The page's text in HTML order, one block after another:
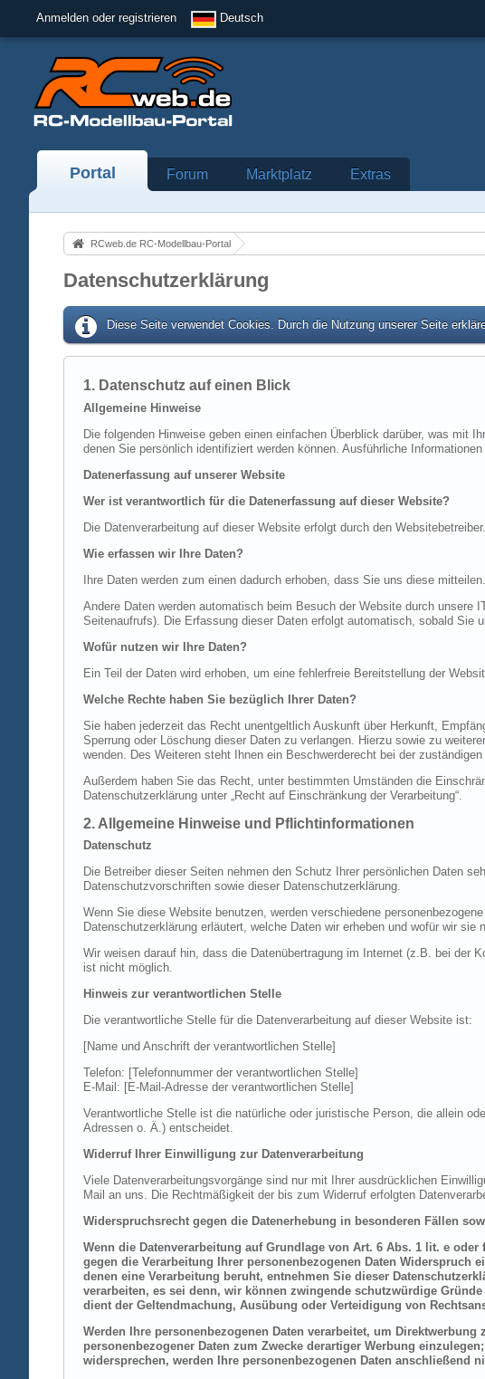
Anmelden oder registrieren Deutsch
Portal Forum Marktplatz Extras
RCweb.de RC-Modellbau-Portal
Datenschutzerklärung
Diese Seite verwendet Cookies. Durch die Nutzung unserer Seite
1. Datenschutz auf einen Blick
Allgemeine Hinweise
Die folgenden Hinweise geben einen einfachen Überblick darüber, was mit
denen Sie persönlich identifiziert werden können. Ausführliche
Datenerfassung auf unserer Website
Wer ist verantwortlich für die Datenerfassung auf dieser Website?
Die Datenverarbeitung auf dieser Website erfolgt durch den
Wie erfassen wir Ihre Daten?
Ihre Daten werden zum einen dadurch erhoben, dass Sie uns diese
Andere Daten werden automatisch beim Besuch der Website durch
Seitenaufrufs). Die Erfassung dieser Daten erfolgt automatisch, sobald Sie
Wofür nutzen wir Ihre Daten?
Ein Teil der Daten wird erhoben, um eine fehlerfreie Bereitstellung der
Welche Rechte haben Sie bezüglich Ihrer Daten?
Sie haben jederzeit das Recht unentgeltlich Auskunft über Herkunft,
Sperrung oder Löschung dieser Daten zu verlangen. Hierzu sowie zu
wenden. Des Weiteren steht Ihnen ein Beschwerderecht bei der zuständigen
Außerdem haben Sie das Recht, unter bestimmten Umständen die
Datenschutzerklärung unter „Recht auf Einschränkung der Verarbeitung“.
2. Allgemeine Hinweise und Pflichtinformationen
Datenschutz
Die Betreiber dieser Seiten nehmen den Schutz Ihrer persönlichen Daten
Datenschutzvorschriften sowie dieser Datenschutzerklärung.
Wenn Sie diese Website benutzen, werden verschiedene
Datenschutzerklärung erläutert, welche Daten wir erheben und wofür wir
Wir weisen darauf hin, dass die Datenübertragung im Internet (z.B. bei der
ist nicht möglich.
Hinweis zur verantwortlichen Stelle
Die verantwortliche Stelle für die Datenverarbeitung auf dieser Website ist:
[Name und Anschrift der verantwortlichen Stelle]
Telefon: [Telefonnummer der verantwortlichen Stelle]
E-Mail: [E-Mail-Adresse der verantwortlichen Stelle]
Verantwortliche Stelle ist die natürliche oder juristische Person, die allein
Adressen o. Ä.) entscheidet.
Widerruf Ihrer Einwilligung zur Datenverarbeitung
Viele Datenverarbeitungsvorgänge sind nur mit Ihrer ausdrücklichen
Mail an uns. Die Rechtmäßigkeit der bis zum Widerruf erfolgten
Widerspruchsrecht gegen die Datenerhebung in besonderen Fällen
Wenn die Datenverarbeitung auf Grundlage von Art. 6 Abs. 1 lit. e
gegen die Verarbeitung Ihrer personenbezogenen Daten
denen eine Verarbeitung beruht, entnehmen Sie dieser
verarbeiten, es sei denn, wir können zwingende schutzwürdige
dient der Geltendmachung, Ausübung oder Verteidigung von
Werden Ihre personenbezogenen Daten verarbeitet, um
personenbezogener Daten zum Zwecke derartiger Werbung
widersprechen, werden Ihre personenbezogenen Daten anschließend